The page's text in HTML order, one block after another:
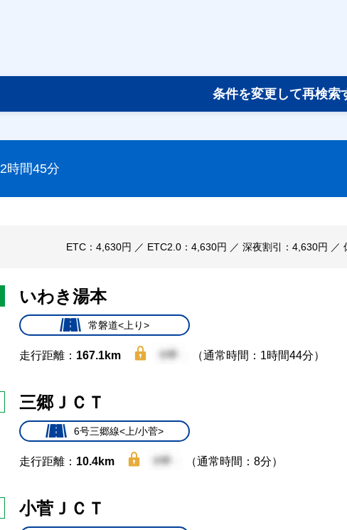
条件を変更して再検索
2時間45分
ETC：4,630円 ／ ETC2.0：4,630円 ／ 深夜割引：4,630円 ／
いわき湯本
常磐道<上り>
走行距離： 167.1km （通常時間：1時間44分）
三郷ＪＣＴ
6号三郷線<上/小菅>
走行距離： 10.4km （通常時間：8分）
小菅ＪＣＴ